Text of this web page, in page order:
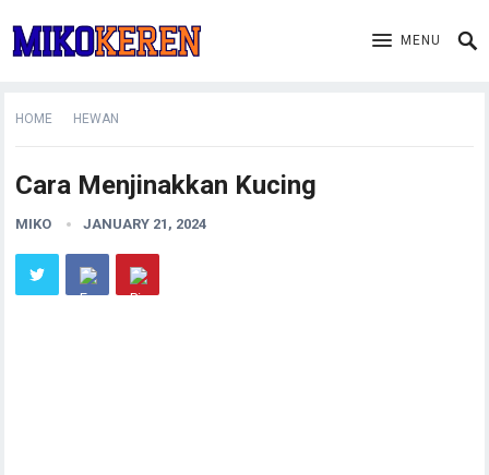
MENU
HOME HEWAN
Cara Menjinakkan Kucing
MIKO JANUARY 21, 2024